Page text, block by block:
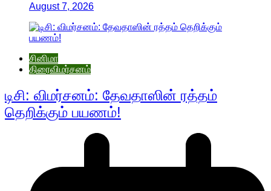
August 7, 2026
சினிமா
திரைவிமர்சனம்
டிசி: விமர்சனம்: தேவதாஸின் ரத்தம்
தெறிக்கும் பயணம்!